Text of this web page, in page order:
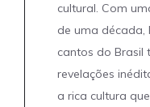
cultural. Com
de uma década,
cantos do Brasil
revelações
a rica cultura